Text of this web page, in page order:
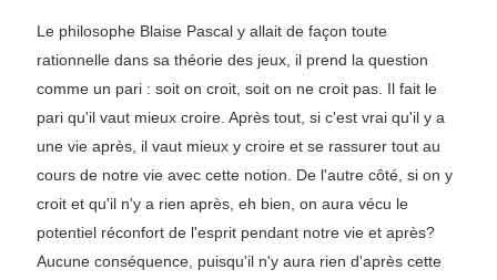
Le philosophe Blaise Pascal y allait de façon toute
rationnelle dans sa théorie des jeux, il prend la question
comme un pari : soit on croit, soit on ne croit pas. Il fait le
pari qu'il vaut mieux croire. Après tout, si c'est vrai qu'il y a
une vie après, il vaut mieux y croire et se rassurer tout au
cours de notre vie avec cette notion. De l'autre côté, si on y
croit et qu'il n'y a rien après, eh bien, on aura vécu le
potentiel réconfort de l'esprit pendant notre vie et après?
Aucune conséquence, puisqu'il n'y aura rien d'après cette